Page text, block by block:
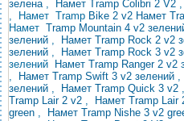
зелена , Намет Tramp Colibri 2 V2 ,
,
Намет Tramp Bike 2 v2 Намет
Намет Tramp Mountain 4 v2
зелений , Намет Tramp Rock 2 v2
зелений , Намет Tramp Rock 3 v2
зелений
Намет Tramp Ranger 2 v2
,
Намет Tramp Swift 3 v2 зелений ,
зелений , Намет Tramp Quick 3 v2
Tramp Lair 2 v2 , Намет Tramp Lair
green , Намет Tramp Nishe 3 v2